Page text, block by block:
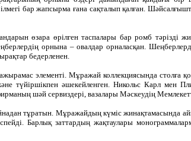
бар жапсырма ғана сақталып қалған.
өзара өрілген таспалары бар ромб тәрізді
орнына – овалдар орналасқан.
бедерленен.
элементі. Мұражай коллекциясында столға
түйіршікпен әшекейленген. Никольс Карл мен
шәй сервиздері, вазалары Мәскеудің
тұратын. Мұражайдың күміс жинақтамасында
Барлық заттардың жақтаулары